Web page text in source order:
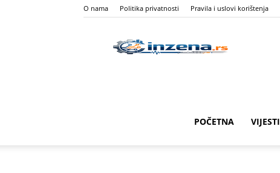
O nama Politika privatnosti Pravila i uslovi korištenja
POČETNA VIJESTI